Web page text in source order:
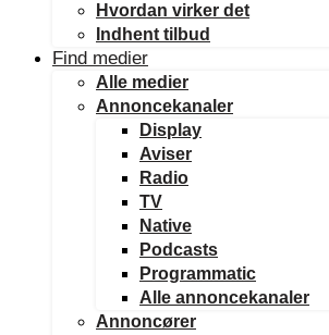
Hvordan virker det
Indhent tilbud
Find medier
Alle medier
Annoncekanaler
Display
Aviser
Radio
TV
Native
Podcasts
Programmatic
Alle annoncekanaler
Annoncører